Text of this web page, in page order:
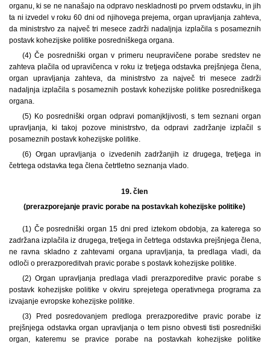
organu, ki se ne nanašajo na odpravo neskladnosti po prvem odstavku, in jih
ta ni izvedel v roku 60 dni od njihovega prejema, organ upravljanja zahteva,
da ministrstvo za največ tri mesece zadrži nadaljnja izplačila s posameznih
postavk kohezijske politike posredniškega organa.
(4) Če posredniški organ v primeru neupravičene porabe sredstev ne
zahteva plačila od upravičenca v roku iz tretjega odstavka prejšnjega člena,
organ upravljanja zahteva, da ministrstvo za največ tri mesece zadrži
nadaljnja izplačila s posameznih postavk kohezijske politike posredniškega
organa.
(5) Ko posredniški organ odpravi pomanjkljivosti, s tem seznani organ
upravljanja, ki takoj pozove ministrstvo, da odpravi zadržanje izplačil s
posameznih postavk kohezijske politike.
(6) Organ upravljanja o izvedenih zadržanjih iz drugega, tretjega in
četrtega odstavka tega člena četrtletno seznanja vlado.
19. člen
(prerazporejanje pravic porabe na postavkah kohezijske politike)
(1) Če posredniški organ 15 dni pred iztekom obdobja, za katerega so
zadržana izplačila iz drugega, tretjega in četrtega odstavka prejšnjega člena,
ne ravna skladno z zahtevami organa upravljanja, ta predlaga vladi, da
odloči o prerazporeditvah pravic porabe s postavk kohezijske politike.
(2) Organ upravljanja predlaga vladi prerazporeditve pravic porabe s
postavk kohezijske politike v okviru sprejetega operativnega programa za
izvajanje evropske kohezijske politike.
(3) Pred posredovanjem predloga prerazporeditve pravic porabe iz
prejšnjega odstavka organ upravljanja o tem pisno obvesti tisti posredniški
organ, kateremu se pravice porabe na postavkah kohezijske politike